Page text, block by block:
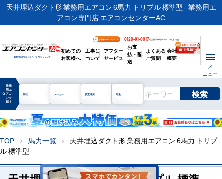
天井埋込ダクト形 業務用エアコン 6馬力 トリプル 標準型 - 業務用エ
アコン専門店 エアコンセンターAC
ビル・工場用から店舗・事務所まで | 業務用エアコン専門店
業務用エアコンオンラインNo.1ショップ
お客様ページログイン 0120-81-0017電話受付時間 / 9:00～17:30(月～金)
初めての
お客様へ
工事に
ついて
アフター
サービス
お支
払・配
送
よくある
ご質問
会社
概要
メ
ニュー
manage_search
業務
用エ
アコ
ンを
探す
形状 メーカー 設置場所 用途 検索
TOP chevron_right 馬力一覧 chevron_right
天井埋込ダクト形 業務用エアコン 6馬力 トリプ
ル 標準型